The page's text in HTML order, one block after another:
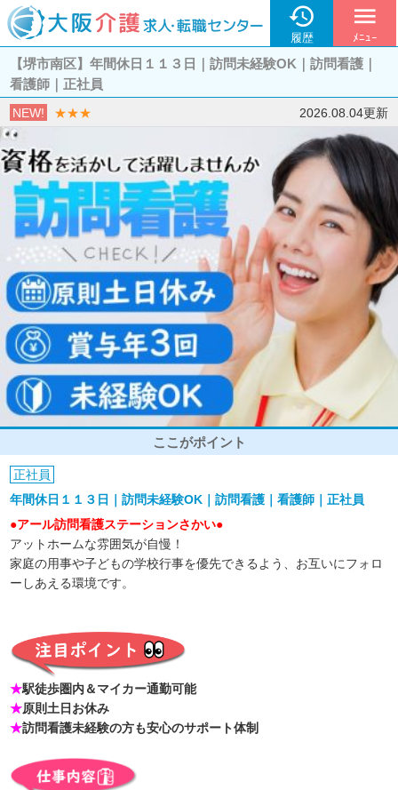

履歴
menu
ﾒﾆｭｰ
【堺市南区】年間休日１１３日｜訪問未経験OK｜訪問看護｜
看護師｜正社員
NEW! ★★★ 2026.08.04更新
ここがポイント
正社員
年間休日１１３日｜訪問未経験OK｜訪問看護｜看護師｜正社員
●アール訪問看護ステーションさかい●
アットホームな雰囲気が自慢！
家庭の用事や子どもの学校行事を優先できるよう、お互いにフォロ
ーしあえる環境です。
★駅徒歩圏内＆マイカー通勤可能
★原則土日お休み
★訪問看護未経験の方も安心のサポート体制